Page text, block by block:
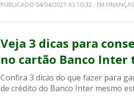
PUBLICADO 04/04/2021 AS 10:32 - EM FINANÇAS
Veja 3 dicas para
no cartão Banco Inter
Confira 3 dicas do que fazer para
de crédito do Banco Inter mesmo